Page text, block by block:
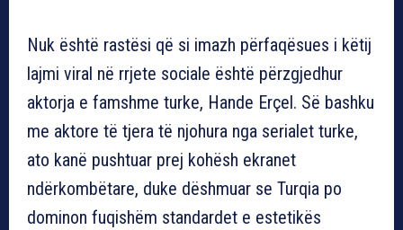
Nuk është rastësi që si imazh përfaqësues i këtij
lajmi viral në rrjete sociale është përzgjedhur
aktorja e famshme turke, Hande Erçel. Së bashku
me aktore të tjera të njohura nga serialet turke,
ato kanë pushtuar prej kohësh ekranet
ndërkombëtare, duke dëshmuar se Turqia po
dominon fuqishëm standardet e estetikës